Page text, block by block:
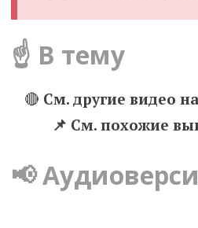
☝️ В тему
🔴 См. другие видео
📌 Cм. похожие
📢